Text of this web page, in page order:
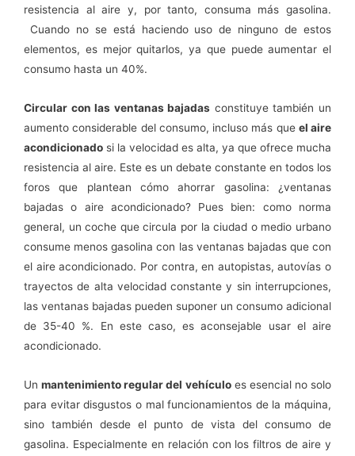
resistencia al aire y, por tanto, consuma más gasolina.
Cuando no se está haciendo uso de ninguno de estos
elementos, es mejor quitarlos, ya que puede aumentar el
consumo hasta un 40%.
Circular con las ventanas bajadas constituye también un
aumento considerable del consumo, incluso más que el aire
acondicionado si la velocidad es alta, ya que ofrece mucha
resistencia al aire. Este es un debate constante en todos los
foros que plantean cómo ahorrar gasolina: ¿ventanas
bajadas o aire acondicionado? Pues bien: como norma
general, un coche que circula por la ciudad o medio urbano
consume menos gasolina con las ventanas bajadas que con
el aire acondicionado. Por contra, en autopistas, autovías o
trayectos de alta velocidad constante y sin interrupciones,
las ventanas bajadas pueden suponer un consumo adicional
de 35-40 %. En este caso, es aconsejable usar el aire
acondicionado.
Unmantenimiento regular del vehículoes esencial no solo
para evitar disgustos o mal funcionamientos de la máquina,
sino también desde el punto de vista del consumo de
gasolina. Especialmente en relación con los filtros de aire y